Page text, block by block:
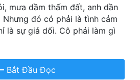
mưa dầm thấm đất, anh dần
đó có phải là tình cảm
là sự giả dối. Cô phải làm gì
Bắt Đầu Đọc